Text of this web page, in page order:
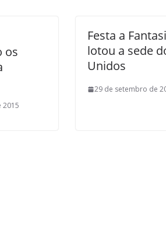
os
2015
Festa a
lotou a sede
Unidos
29 de setembro de